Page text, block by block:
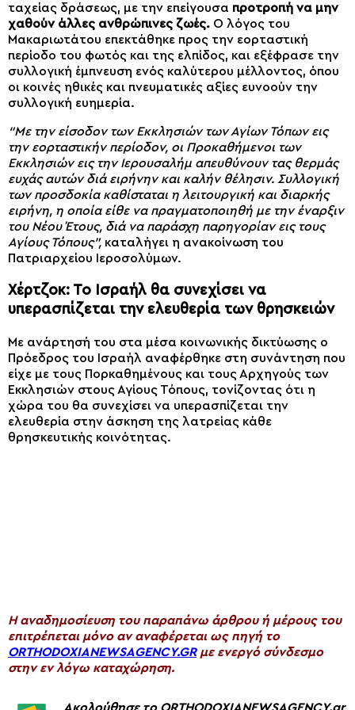
ταχείας δράσεως, με την επείγουσα προτροπή να μην
χαθούν άλλες ανθρώπινες ζωές. Ο λόγος του
Μακαριωτάτου επεκτάθηκε προς την εορταστική
περίοδο του φωτός και της ελπίδος, και εξέφρασε την
συλλογική έμπνευση ενός καλύτερου μέλλοντος, όπου
οι κοινές ηθικές και πνευματικές αξίες ευνοούν την
συλλογική ευημερία.
“Με την είσοδον των Εκκλησιών των Αγίων Τόπων εις
την εορταστικήν περίοδον, οι Προκαθήμενοι των
Εκκλησιών εις την Ιερουσαλήμ απευθύνουν τας θερμάς
ευχάς αυτών διά ειρήνην και καλήν θέλησιν. Συλλογική
των προσδοκία καθίσταται η λειτουργική και διαρκής
ειρήνη, η οποία είθε να πραγματοποιηθή με την έναρξιν
του Νέου Έτους, διά να παράσχη παρηγορίαν εις τους
Αγίους Τόπους”, καταλήγει η ανακοίνωση του
Πατριαρχείου Ιεροσολύμων.
Χέρτζοκ: Το Ισραήλ θα συνεχίσει να
υπερασπίζεται την ελευθερία των θρησκειών
Με ανάρτησή του στα μέσα κοινωνικής δικτύωσης ο
Πρόεδρος του Ισραήλ αναφέρθηκε στη συνάντηση που
είχε με τους Πορκαθημένους και τους Αρχηγούς των
Εκκλησιών στους Αγίους Τόπους, τονίζοντας ότι η
χώρα του θα συνεχίσει να υπερασπίζεται την
ελευθερία στην άσκηση της λατρείας κάθε
θρησκευτικής κοινότητας.
H αναδημοσίευση του παραπάνω άρθρου ή μέρους του
επιτρέπεται μόνο αν αναφέρεται ως πηγή το
ORTHODOXIANEWSAGENCY.GRμε ενεργό σύνδεσμο
στην εν λόγω καταχώρηση.
Ακολούθησε το ORTHODOXIANEWSAGENCY.gr